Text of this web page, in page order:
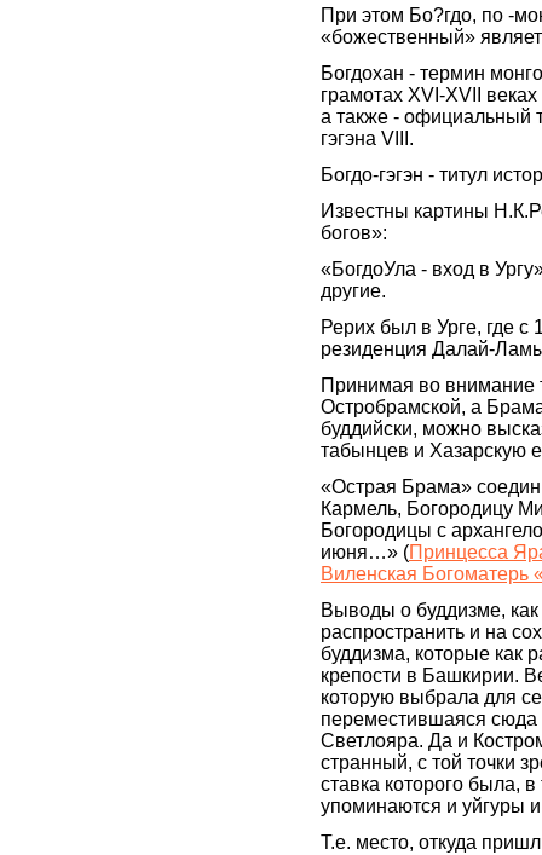
При этом Бо?гдо, по -
«божественный»
Богдохан - термин
грамотах XVI-XVII
а также - официальный
гэгэна VIII.
Богдо-гэгэн - титул
Известны картины
богов»:
«БогдоУла - вход в
другие.
Рерих был в Урге, где с
резиденция Далай-
Принимая во внимание
Остробрамской, а
буддийски, можно
табынцев и Хазарскую
«Острая Брама»
Кармель, Богородицу
Богородицы с
июня…» (Принцесса
Виленская Богоматерь
Выводы о буддизме,
распространить и на
буддизма, которые как
крепости в Башкирии.
которую выбрала для
переместившаяся сюда
Светлояра. Да и
странный, с той точки
ставка которого была,
упоминаются и уйгуры
Т.е. место, откуда